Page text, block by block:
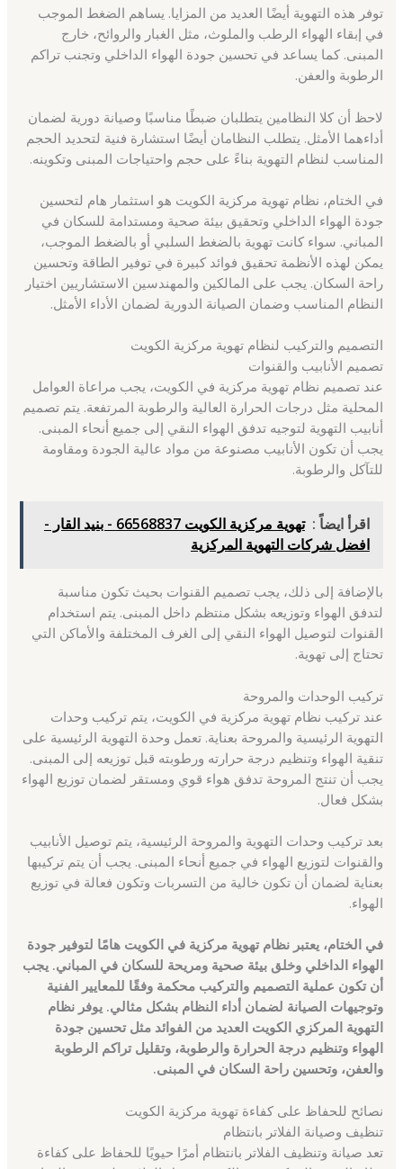
توفر هذه التهوية أيضًا العديد من المزايا. يساهم الضغط الموجب
في إبقاء الهواء الرطب والملوث، مثل الغبار والروائح، خارج
المبنى. كما يساعد في تحسين جودة الهواء الداخلي وتجنب تراكم
الرطوبة والعفن.
لاحظ أن كلا النظامين يتطلبان ضبطًا مناسبًا وصيانة دورية لضمان
أداءهما الأمثل. يتطلب النظامان أيضًا استشارة فنية لتحديد الحجم
المناسب لنظام التهوية بناءً على حجم واحتياجات المبنى وتكوينه.
في الختام، نظام تهوية مركزية الكويت هو استثمار هام لتحسين
جودة الهواء الداخلي وتحقيق بيئة صحية ومستدامة للسكان في
المباني. سواء كانت تهوية بالضغط السلبي أو بالضغط الموجب،
يمكن لهذه الأنظمة تحقيق فوائد كبيرة في توفير الطاقة وتحسين
راحة السكان. يجب على المالكين والمهندسين الاستشاريين اختيار
النظام المناسب وضمان الصيانة الدورية لضمان الأداء الأمثل.
التصميم والتركيب لنظام تهوية مركزية الكويت
تصميم الأنابيب والقنوات
عند تصميم نظام تهوية مركزية في الكويت، يجب مراعاة العوامل
المحلية مثل درجات الحرارة العالية والرطوبة المرتفعة. يتم تصميم
أنابيب التهوية لتوجيه تدفق الهواء النقي إلى جميع أنحاء المبنى.
يجب أن تكون الأنابيب مصنوعة من مواد عالية الجودة ومقاومة
للتآكل والرطوبة.
اقرأ ايضاً :
تهوية مركزية الكويت 66568837 - بنيد القار -
افضل شركات التهوية المركزية
بالإضافة إلى ذلك، يجب تصميم القنوات بحيث تكون مناسبة
لتدفق الهواء وتوزيعه بشكل منتظم داخل المبنى. يتم استخدام
القنوات لتوصيل الهواء النقي إلى الغرف المختلفة والأماكن التي
تحتاج إلى تهوية.
تركيب الوحدات والمروحة
عند تركيب نظام تهوية مركزية في الكويت، يتم تركيب وحدات
التهوية الرئيسية والمروحة بعناية. تعمل وحدة التهوية الرئيسية على
تنقية الهواء وتنظيم درجة حرارته ورطوبته قبل توزيعه إلى المبنى.
يجب أن تنتج المروحة تدفق هواء قوي ومستقر لضمان توزيع الهواء
بشكل فعال.
بعد تركيب وحدات التهوية والمروحة الرئيسية، يتم توصيل الأنابيب
والقنوات لتوزيع الهواء في جميع أنحاء المبنى. يجب أن يتم تركيبها
بعناية لضمان أن تكون خالية من التسربات وتكون فعالة في توزيع
الهواء.
في الختام، يعتبر نظام تهوية مركزية في الكويت هامًا لتوفير جودة
الهواء الداخلي وخلق بيئة صحية ومريحة للسكان في المباني. يجب
أن تكون عملية التصميم والتركيب محكمة وفقًا للمعايير الفنية
وتوجيهات الصيانة لضمان أداء النظام بشكل مثالي. يوفر نظام
التهوية المركزي الكويت العديد من الفوائد مثل تحسين جودة
الهواء وتنظيم درجة الحرارة والرطوبة، وتقليل تراكم الرطوبة
والعفن، وتحسين راحة السكان في المبنى.
نصائح للحفاظ على كفاءة تهوية مركزية الكويت
تنظيف وصيانة الفلاتر بانتظام
تعد صيانة وتنظيف الفلاتر بانتظام أمرًا حيويًا للحفاظ على كفاءة